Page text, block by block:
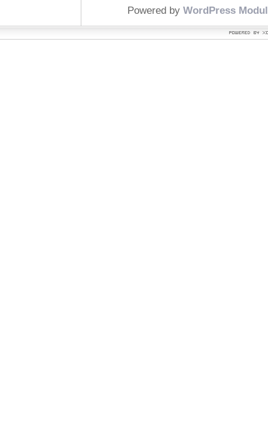
Powered by WordPress